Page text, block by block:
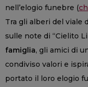
nell’elogio funebre (
Tra gli alberi del viale
sulle note di “Cielito
famiglia, gli amici di
condiviso valori e
portato il loro elogio